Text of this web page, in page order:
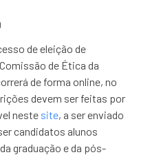
de eleição de
de Ética da
de forma online, no
devem ser feitas por
neste site, a ser enviado
candidatos alunos
graduação e da pós-